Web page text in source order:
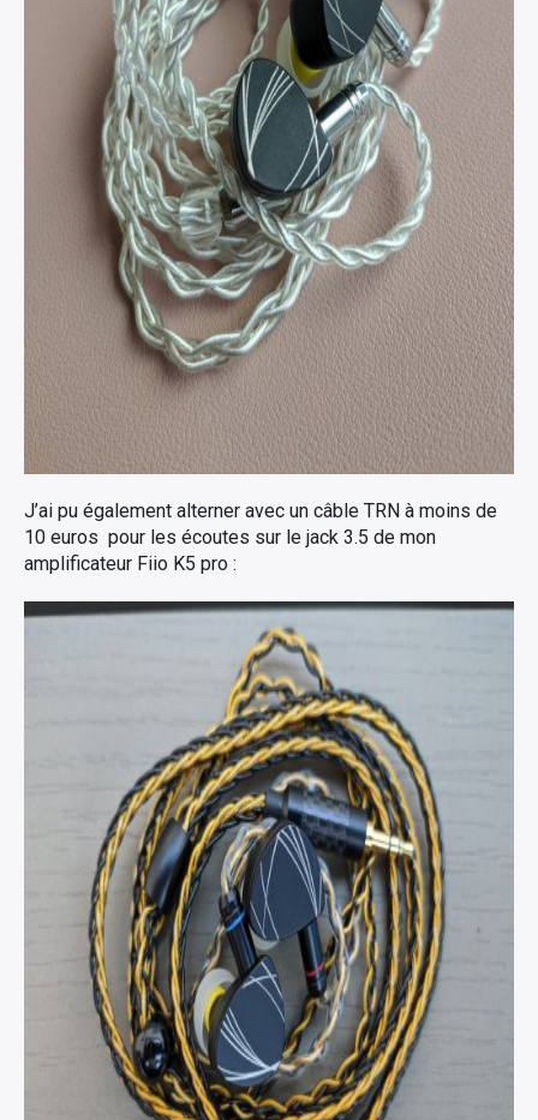
J’ai pu également alterner avec un câble TRN à moins de
10 euros pour les écoutes sur le jack 3.5 de mon
amplificateur Fiio K5 pro :